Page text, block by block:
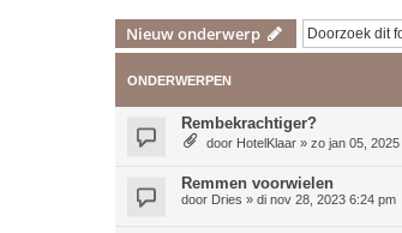
Nieuw onderwerp
ONDERWERPEN
Rembekrachtiger?
door HotelKlaar » zo jan 05,
Remmen voorwielen
door Dries » di nov 28, 2023 6:24 pm